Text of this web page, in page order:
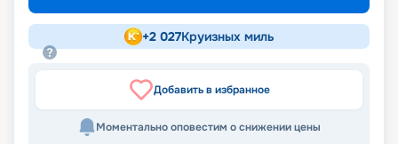
+2 027Круизных миль
Добавить в избранное
Моментально оповестим о снижении цены